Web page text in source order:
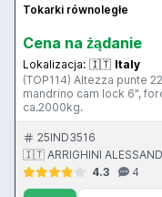
Tokarki równoległe
Cena na żądanie
Lokalizacja: 🇮🇹 Italy
(TOP114) Altezza punte
mandrino cam lock 6",
ca.2000kg.
25IND3516
🇮🇹 ARRIGHINI
4.3
4